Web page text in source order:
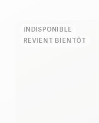
INDISPONIBLE
REVIENT BIENTÔT